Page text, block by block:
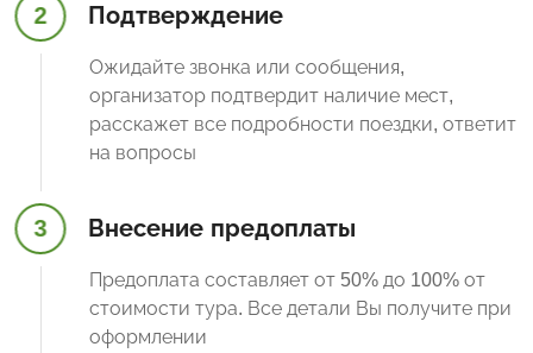
2 Подтверждение
Ожидайте звонка или сообщения,
организатор подтвердит наличие мест,
расскажет все подробности поездки, ответит
на вопросы
3 Внесение предоплаты
Предоплата составляет от 50% до 100% от
стоимости тура. Все детали Вы получите при
оформлении